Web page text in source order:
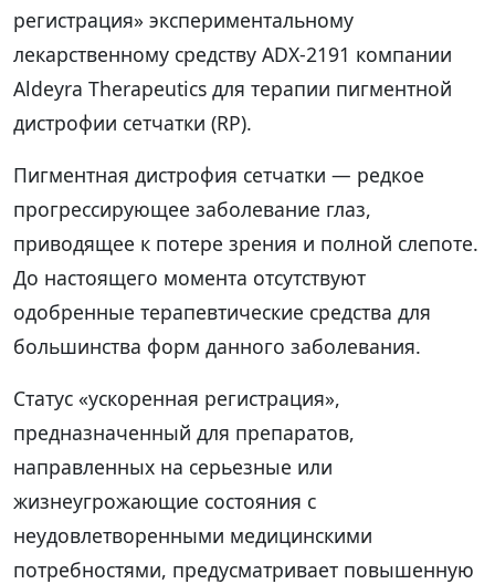
регистрация» экспериментальному
лекарственному средству ADX-2191 компании
Aldeyra Therapeutics для терапии пигментной
дистрофии сетчатки (RP).
Пигментная дистрофия сетчатки — редкое
прогрессирующее заболевание глаз,
приводящее к потере зрения и полной слепоте.
До настоящего момента отсутствуют
одобренные терапевтические средства для
большинства форм данного заболевания.
Статус «ускоренная регистрация»,
предназначенный для препаратов,
направленных на серьезные или
жизнеугрожающие состояния с
неудовлетворенными медицинскими
потребностями, предусматривает повышенную